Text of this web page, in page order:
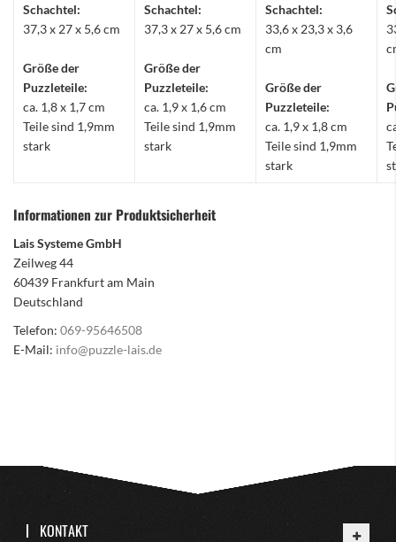
Schachtel:
37,3 x 27 x 5,6 cm
Größe der
Puzzleteile:
ca. 1,8 x 1,7 cm
Teile sind 1,9mm
stark
Schachtel:
37,3 x 27 x 5,6 cm
Größe der
Puzzleteile:
ca. 1,9 x 1,6 cm
Teile sind 1,9mm
stark
Schachtel:
33,6 x 23,3 x 3,6
cm
Größe der
Puzzleteile:
ca. 1,9 x 1,8 cm
Teile sind 1,9mm
stark
Informationen zur Produktsicherheit
Lais Systeme GmbH
Zeilweg 44
60439 Frankfurt am Main
Deutschland
Telefon: 069-95646508
E-Mail: info@puzzle-lais.de
KONTAKT